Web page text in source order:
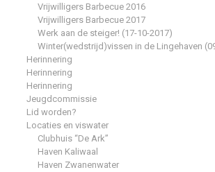
Vrijwilligers Barbecue 2016
Vrijwilligers Barbecue 2017
Werk aan de steiger! (17-10-2017)
Winter(wedstrijd)vissen in de Lingehaven
Herinnering
Herinnering
Herinnering
Jeugdcommissie
Lid worden?
Locaties en viswater
Clubhuis “De Ark”
Haven Kaliwaal
Haven Zwanenwater